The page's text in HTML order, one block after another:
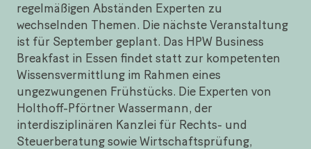
regelmäßigen Abständen Experten zu
wechselnden Themen. Die nächste Veranstaltung
ist für September geplant. Das HPW Business
Breakfast in Essen findet statt zur kompetenten
Wissensvermittlung im Rahmen eines
ungezwungenen Frühstücks. Die Experten von
Holthoff-Pförtner Wassermann, der
interdisziplinären Kanzlei für Rechts- und
Steuerberatung sowie Wirtschaftsprüfung,